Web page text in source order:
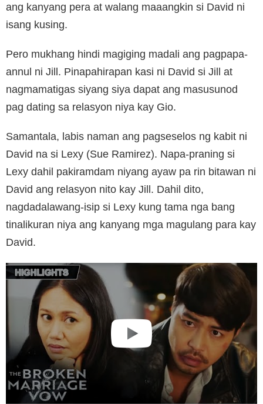
ang kanyang pera at walang maaangkin si David ni
isang kusing.
Pero mukhang hindi magiging madali ang pagpapa-
annul ni Jill. Pinapahirapan kasi ni David si Jill at
nagmamatigas siyang siya dapat ang masusunod
pag dating sa relasyon niya kay Gio.
Samantala, labis naman ang pagseselos ng kabit ni
David na si Lexy (Sue Ramirez). Napa-praning si
Lexy dahil pakiramdam niyang ayaw pa rin bitawan ni
David ang relasyon nito kay Jill. Dahil dito,
nagdadalawang-isip si Lexy kung tama nga bang
tinalikuran niya ang kanyang mga magulang para kay
David.